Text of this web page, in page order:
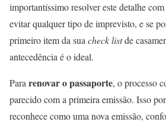
importantíssimo resolver este detalhe
evitar qualquer tipo de imprevisto, e se
primeiro item da suacheck listde
antecedência é o ideal.
Pararenovar o passaporte, o processo
parecido com a primeira emissão. Isso
reconhece como uma nova emissão,